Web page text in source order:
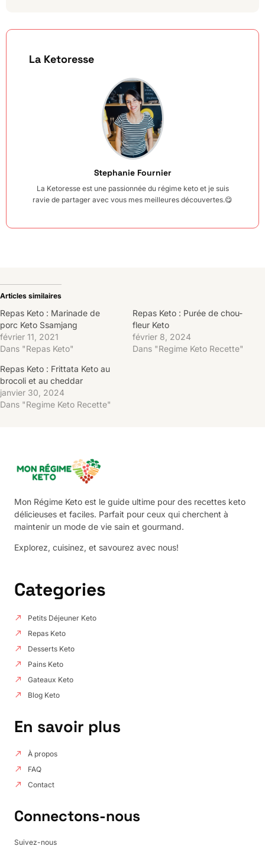
La Ketoresse
Stephanie Fournier
La Ketoresse est une passionnée du régime keto et je suis
ravie de partager avec vous mes meilleures découvertes.😋
Articles similaires
Repas Keto : Marinade de
porc Keto Ssamjang
février 11, 2021
Dans "Repas Keto"
Repas Keto : Purée de chou-
fleur Keto
février 8, 2024
Dans "Regime Keto Recette"
Repas Keto : Frittata Keto au
brocoli et au cheddar
janvier 30, 2024
Dans "Regime Keto Recette"
Mon Régime Keto est le guide ultime pour des recettes keto
délicieuses et faciles. Parfait pour ceux qui cherchent à
maintenir un mode de vie sain et gourmand.
Explorez, cuisinez, et savourez avec nous!
Categories
Petits Déjeuner Keto
Repas Keto
Desserts Keto
Pains Keto
Gateaux Keto
Blog Keto
En savoir plus
À propos
FAQ
Contact
Connectons-nous
Suivez-nous